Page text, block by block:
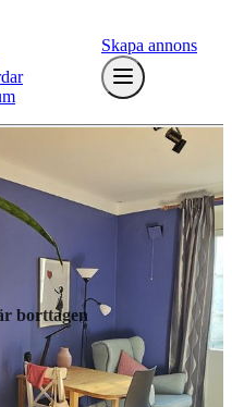
Skapa annons
borttagen